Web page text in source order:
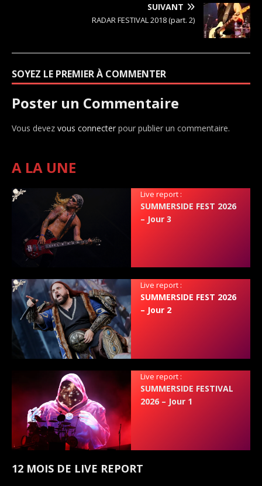
SUIVANT
RADAR FESTIVAL 2018 (part. 2)
SOYEZ LE PREMIER À COMMENTER
Poster un Commentaire
Vous devez vous connecter pour publier un commentaire.
A LA UNE
Live report :
SUMMERSIDE FEST 2026
– Jour 3
Live report :
SUMMERSIDE FEST 2026
– Jour 2
Live report :
SUMMERSIDE FESTIVAL
2026 – Jour 1
12 MOIS DE LIVE REPORT